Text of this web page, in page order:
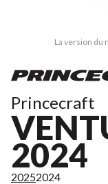
La version du
Princecraft
2024
20252024